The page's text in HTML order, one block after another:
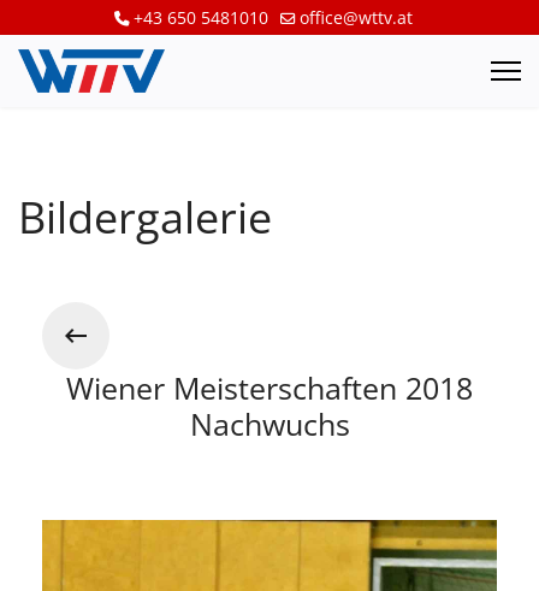
+43 650 5481010 office@wttv.at
Bildergalerie
Wiener Meisterschaften 2018
Nachwuchs